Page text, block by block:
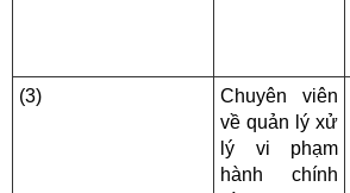
(3)
Chuyên viên
về quản lý xử
lý vi phạm
hành chính